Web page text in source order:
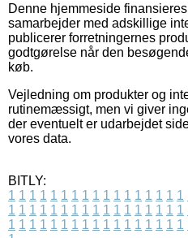
Denne hjemmeside
samarbejder med adskillige
publicerer forretningernes
godtgørelse når den
køb.
Vejledning om produkter og
rutinemæssigt, men vi giver
der eventuelt er udarbejdet
vores data.
BITLY:
1 1 1 1 1 1 1 1 1 1 1 1 1 1 1 1 1
1 1 1 1 1 1 1 1 1 1 1 1 1 1 1 1 1
1 1 1 1 1 1 1 1 1 1 1 1 1 1 1 1 1